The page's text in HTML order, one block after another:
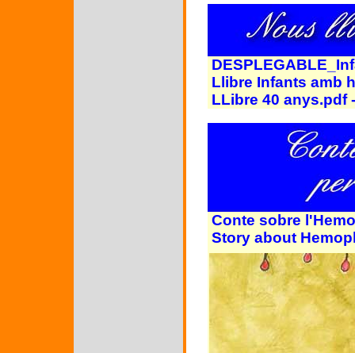
Llibre Infants amb
LLibre 40 anys.pdf
Conte sobre
Story about